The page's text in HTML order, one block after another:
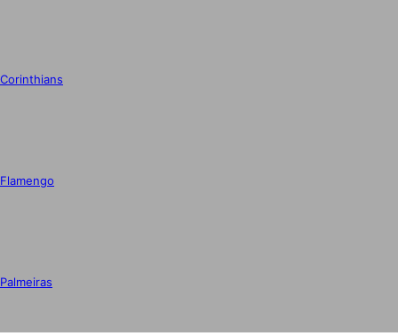
Corinthians
Flamengo
Palmeiras